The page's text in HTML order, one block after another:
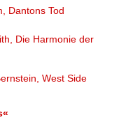
Dantons Tod
Die Harmonie der
West Side